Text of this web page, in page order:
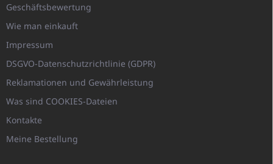
Geschäftsbewertung
Wie man einkauft
Impressum
DSGVO-Datenschutzrichtlinie (GDPR)
Reklamationen und Gewährleistung
Was sind COOKIES-Dateien
Kontakte
Meine Bestellung